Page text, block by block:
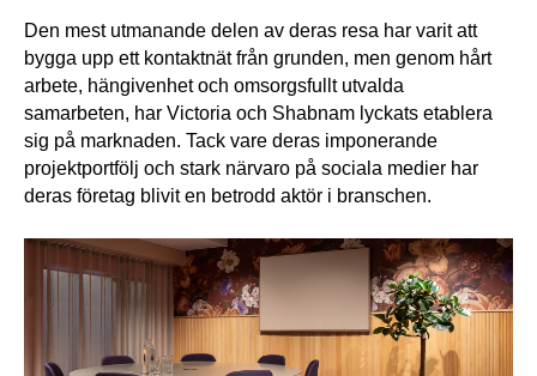
Den mest utmanande delen av deras resa har varit att
bygga upp ett kontaktnät från grunden, men genom hårt
arbete, hängivenhet och omsorgsfullt utvalda
samarbeten, har Victoria och Shabnam lyckats etablera
sig på marknaden. Tack vare deras imponerande
projektportfölj och stark närvaro på sociala medier har
deras företag blivit en betrodd aktör i branschen.